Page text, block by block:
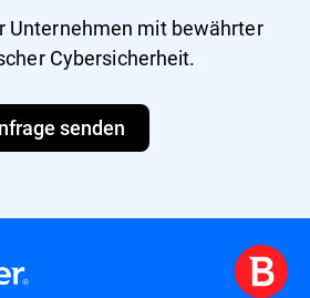
Unternehmen mit bewährter
Cybersicherheit.
senden